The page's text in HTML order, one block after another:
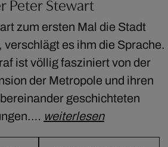
zum ersten Mal die Stadt
es ihm die Sprache.
ist völlig fasziniert von der
der Metropole und ihren
geschichteten
weiterlesen